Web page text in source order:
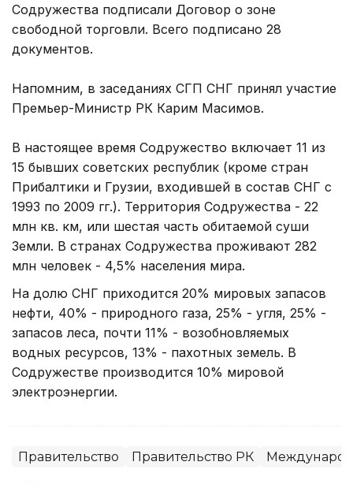
Содружества подписали Договор о зоне
свободной торговли. Всего подписано 28
документов.
Напомним, в заседаниях СГП СНГ принял участие
Премьер-Министр РК Карим Масимов.
В настоящее время Содружество включает 11 из
15 бывших советских республик (кроме стран
Прибалтики и Грузии, входившей в состав СНГ с
1993 по 2009 гг.). Территория Содружества - 22
млн кв. км, или шестая часть обитаемой суши
Земли. В странах Содружества проживают 282
млн человек - 4,5% населения мира.
На долю СНГ приходится 20% мировых запасов
нефти, 40% - природного газа, 25% - угля, 25% -
запасов леса, почти 11% - возобновляемых
водных ресурсов, 13% - пахотных земель. В
Содружестве производится 10% мировой
электроэнергии.
Правительство Правительство РК